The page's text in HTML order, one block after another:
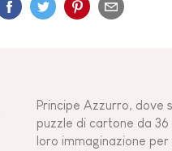
Principe Azzurro, dove
puzzle di cartone da 36
loro immaginazione